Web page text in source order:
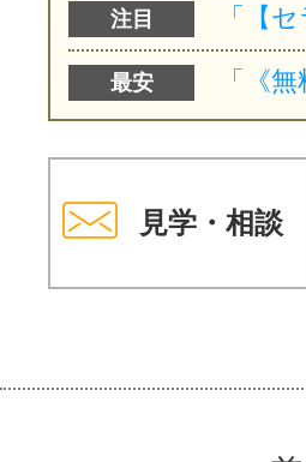
注目
最安
見学・相談